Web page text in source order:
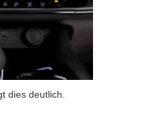
dies deutlich.